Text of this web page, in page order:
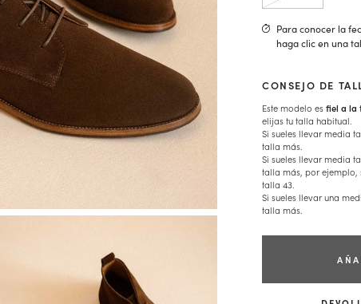
Para conocer la
haga clic en una
CONSEJO DE
Este modelo esfiel a la
elijas tu talla habitual.
Si sueles llevar media
talla más.
Si sueles llevar media
talla más, por ejemplo,
talla 43.
Si sueles llevar una
talla más.